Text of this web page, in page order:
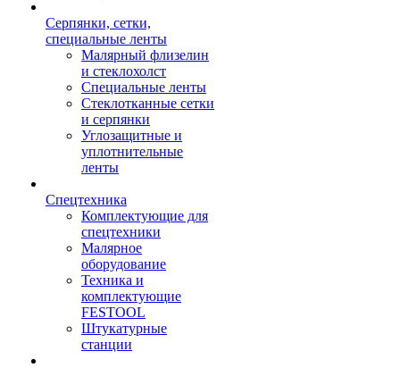
Серпянки, сетки,
специальные ленты
Малярный флизелин
и стеклохолст
Специальные ленты
Стеклотканные сетки
и серпянки
Углозащитные и
уплотнительные
ленты
Спецтехника
Комплектующие для
спецтехники
Малярное
оборудование
Техника и
комплектующие
FESTOOL
Штукатурные
станции